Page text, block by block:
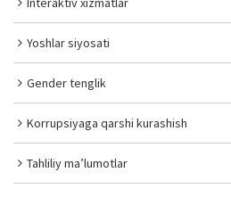
Yoshlar siyosati
Gender tenglik
Korrupsiyaga qarshi kurashish
Tahliliy ma’lumotlar